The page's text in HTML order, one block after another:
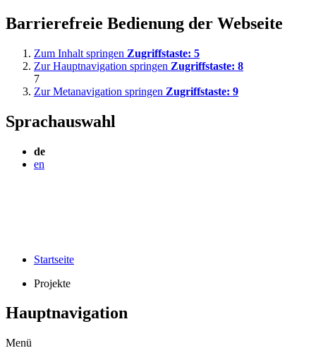
Barrierefreie Bedienung der Webseite
Zum Inhalt springen Zugriffstaste: 5
Zur Hauptnavigation springen Zugriffstaste: 8
7
Zur Metanavigation springen Zugriffstaste: 9
Sprachauswahl
de
en
Startseite
Projekte
Hauptnavigation
Menü